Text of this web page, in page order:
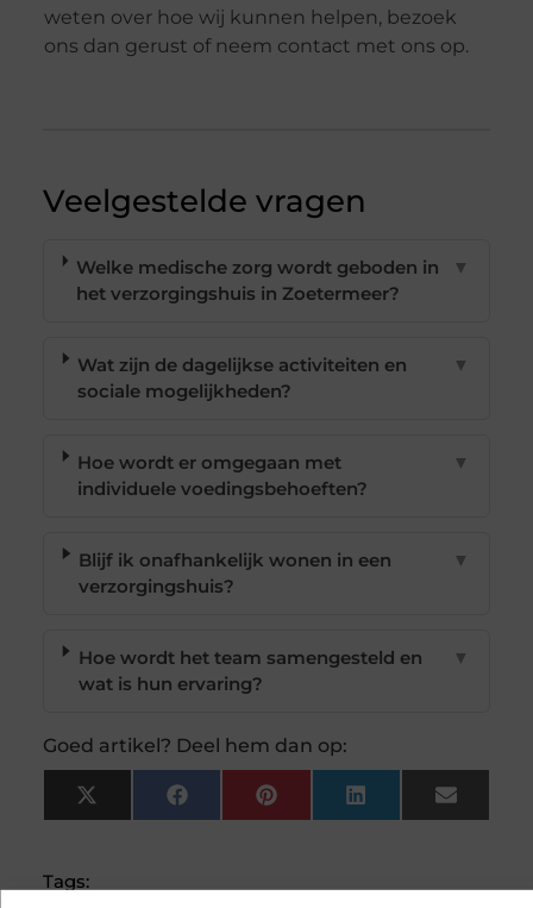
weten over hoe wij kunnen helpen, bezoek
ons dan gerust of neem contact met ons op.
Veelgestelde vragen
Welke medische zorg wordt geboden in
het verzorgingshuis in Zoetermeer?
▼
Wat zijn de dagelijkse activiteiten en
sociale mogelijkheden?
▼
Hoe wordt er omgegaan met
individuele voedingsbehoeften?
▼
Blijf ik onafhankelijk wonen in een
verzorgingshuis?
▼
Hoe wordt het team samengesteld en
wat is hun ervaring?
▼
Goed artikel? Deel hem dan op:
X
(Twitter)
FacebookPinterest LinkedIn Email
Tags: